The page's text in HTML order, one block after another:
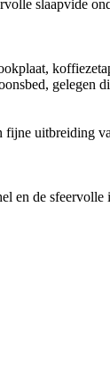
slaapvide
gelegen
fijne uitbreiding
en de sfeervolle